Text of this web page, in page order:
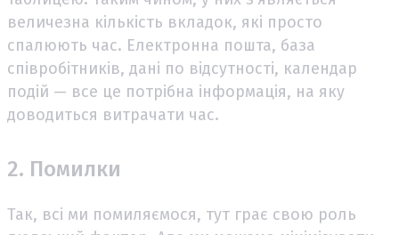
величезна кількість вкладок, які просто
спалюють час. Електронна пошта, база
співробітників, дані по відсутності, календар
подій — все це потрібна інформація, на яку
доводиться витрачати час.
2. Помилки
Так, всі ми помиляємося, тут грає свою роль